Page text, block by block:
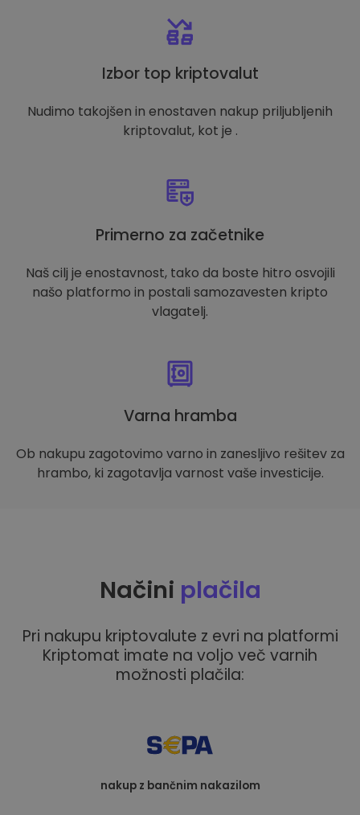
Izbor top kriptovalut
Nudimo takojšen in enostaven nakup priljubljenih
kriptovalut, kot je .
Primerno za začetnike
Naš cilj je enostavnost, tako da boste hitro osvojili
našo platformo in postali samozavesten kripto
vlagatelj.
Varna hramba
Ob nakupu zagotovimo varno in zanesljivo rešitev za
hrambo, ki zagotavlja varnost vaše investicije.
Načini plačila
Pri nakupu kriptovalute z evri na platformi
Kriptomat imate na voljo več varnih
možnosti plačila:
nakup z bančnim nakazilom